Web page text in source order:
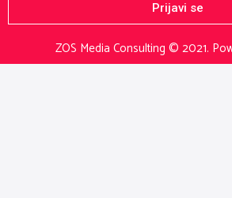
ZOS Media Consulting © 2021.
Prijavi se